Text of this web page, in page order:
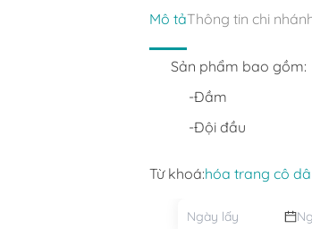
Mô tảThông tin chi
Sản phẩm bao gồm:
-Đầm
-Đội đầu
Từ khoá:hóa trang cô